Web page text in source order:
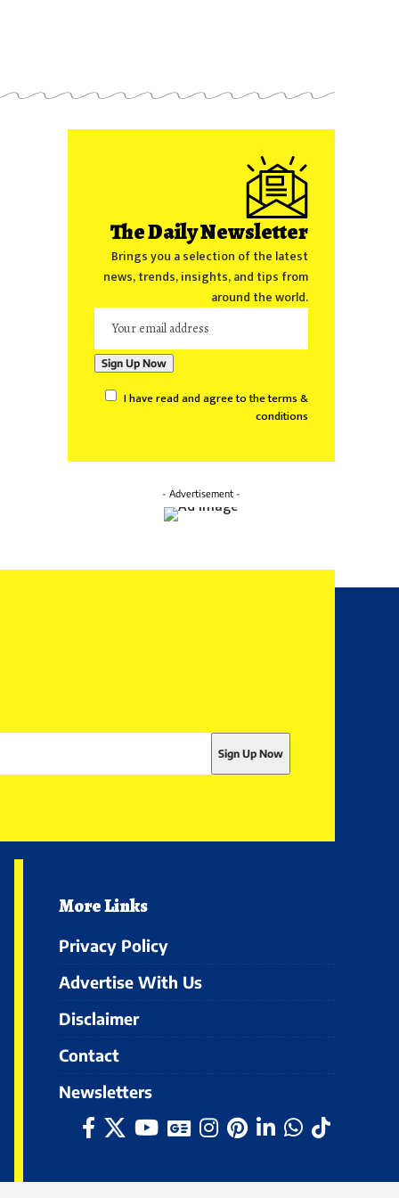
The Daily Newsletter
Brings you a selection of the latest
news, trends, insights, and tips from
around the world.
I have read and agree to the terms &
conditions
- Advertisement -
More Links
Privacy Policy
Advertise With Us
Disclaimer
Contact
Newsletters